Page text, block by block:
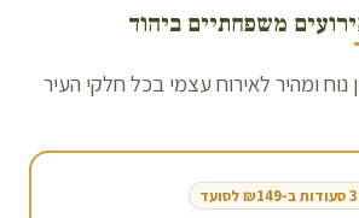
משפחתיים ביהוד
נוח ומהיר לאירוח עצמי בכל חלקי העיר